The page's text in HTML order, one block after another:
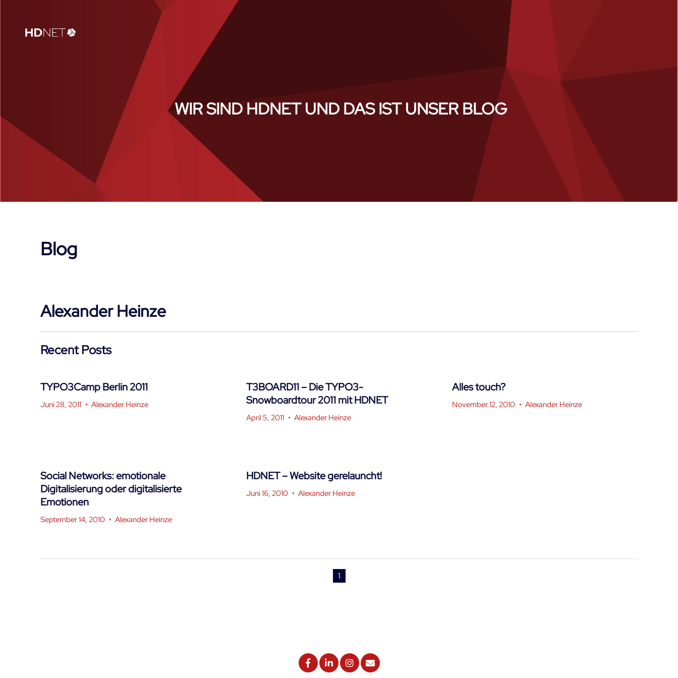
WIR SIND HDNET UND DAS IST UNSER BLOG
Blog
Alexander Heinze
Recent Posts
TYPO3Camp Berlin 2011
Juni 28, 2011 • Alexander Heinze
T3BOARD11 – Die TYPO3-
Snowboardtour 2011 mit HDNET
April 5, 2011 • Alexander Heinze
Alles touch?
November 12, 2010 • Alexander Heinze
Social Networks: emotionale
Digitalisierung oder digitalisierte
Emotionen
September 14, 2010 • Alexander Heinze
HDNET – Website gerelauncht!
Juni 16, 2010 • Alexander Heinze
1